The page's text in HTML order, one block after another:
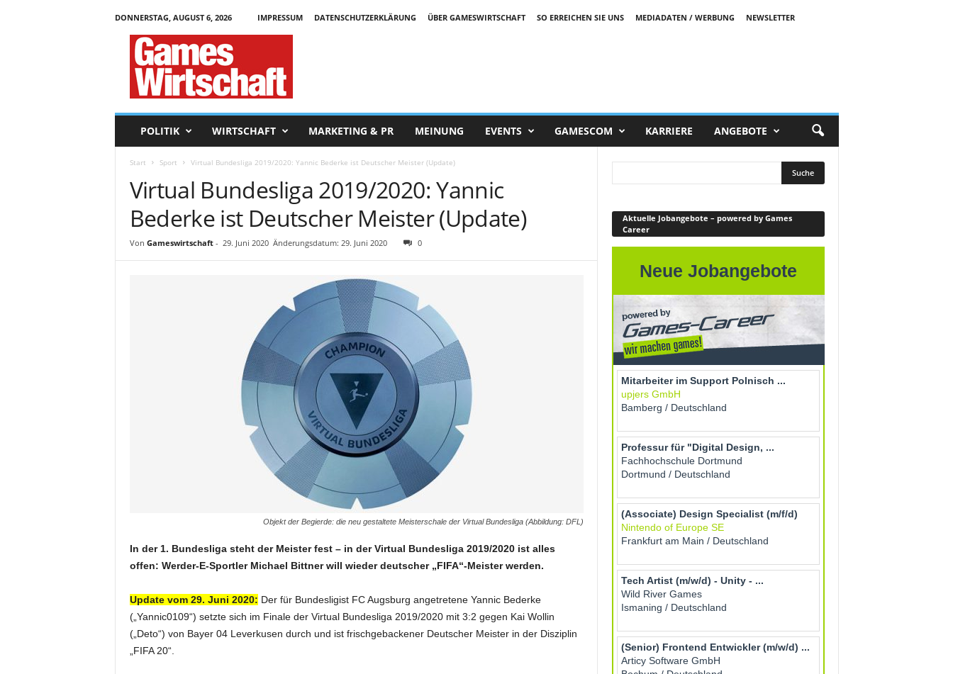
DONNERSTAG, AUGUST 6, 2026 IMPRESSUM DATENSCHUTZERKLÄRUNG ÜBER GAMESWIRTSCHAFT SO ERREICHEN SIE UNS MEDIADATEN / WERBUNG
NEWSLETTER
POLITIK WIRTSCHAFT MARKETING & PR MEINUNG EVENTS GAMESCOM KARRIERE ANGEBOTE
Start Sport Virtual Bundesliga 2019/2020: Yannic Bederke ist Deutscher Meister (Update)
Virtual Bundesliga 2019/2020: Yannic
Bederke ist Deutscher Meister (Update)
Von Gameswirtschaft- 29. Juni 2020 Änderungsdatum: 29. Juni 2020 0
Objekt der Begierde: die neu gestaltete Meisterschale der Virtual Bundesliga (Abbildung: DFL)
In der 1. Bundesliga steht der Meister fest – in der Virtual Bundesliga 2019/2020 ist alles
offen: Werder-E-Sportler Michael Bittner will wieder deutscher „FIFA“-Meister werden.
Update vom 29. Juni 2020: Der für Bundesligist FC Augsburg angetretene Yannic Bederke
(„Yannic0109“) setzte sich im Finale der Virtual Bundesliga 2019/2020 mit 3:2 gegen Kai Wollin
(„Deto“) von Bayer 04 Leverkusen durch und ist frischgebackener Deutscher Meister in der Disziplin
„FIFA 20“.
Aktuelle Jobangebote – powered by Games
Career